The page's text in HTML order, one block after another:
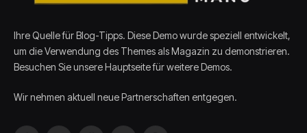
Ihre Quelle für Blog-Tipps. Diese Demo wurde speziell entwickelt,
um die Verwendung des Themes als Magazin zu demonstrieren.
Besuchen Sie unsere Hauptseite für weitere Demos.
Wir nehmen aktuell neue Partnerschaften entgegen.